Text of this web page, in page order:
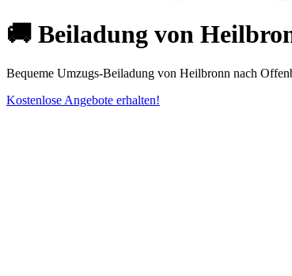
🚚 Beiladung von
Bequeme Umzugs-Beiladung von Heilbronn nach
Kostenlose Angebote erhalten!